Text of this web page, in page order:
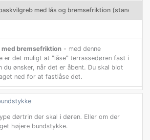
med bremsefriktion - med denne
er det muligt at "låse" terrassedøren fast i
du ønsker, når det er åbent. Du skal blot
ned for at fastlåse det.
dørtrin der skal i døren. Eller om der
højere bundstykke.